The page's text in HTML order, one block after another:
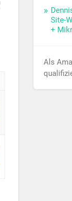
Site-
+
Als